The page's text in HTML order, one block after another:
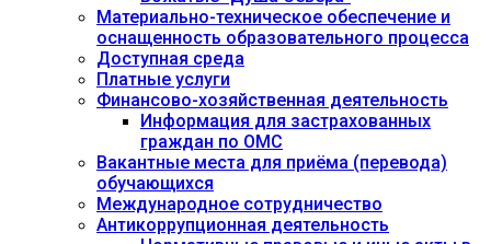
Материально-техническое обеспечение и
оснащенность образовательного процесса
Доступная среда
Платные услуги
Финансово-хозяйственная деятельность
Информация для застрахованных
граждан по ОМС
Вакантные места для приёма (перевода)
обучающихся
Международное сотрудничество
Антикоррупционная деятельность